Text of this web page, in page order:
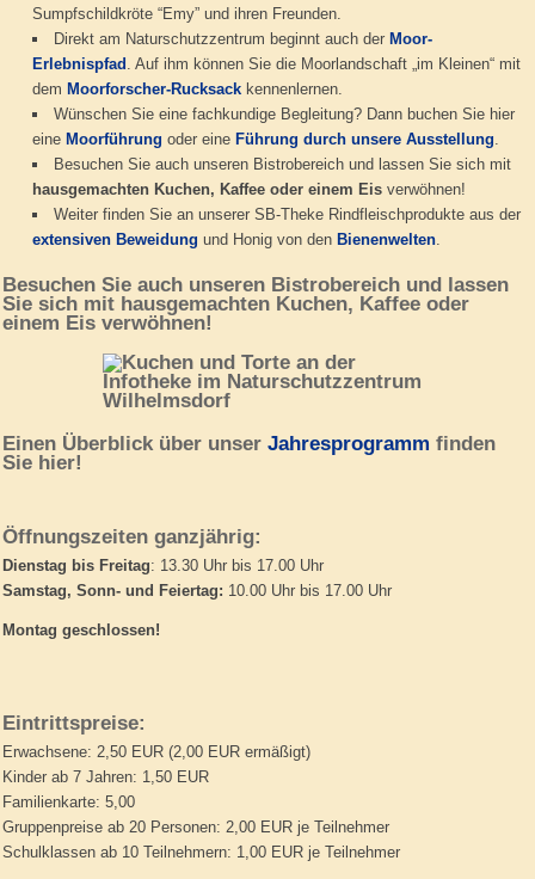
Sumpfschildkröte “Emy” und ihren Freunden.
Direkt am Naturschutzzentrum beginnt auch derMoor-
Erlebnispfad . Auf ihm können Sie die Moorlandschaft „im Kleinen“ mit
dem Moorforscher-Rucksack kennenlernen.
Wünschen Sie eine fachkundige Begleitung? Dann buchen Sie hier
eine Moorführung oder eine Führung durch unsere Ausstellung.
Besuchen Sie auch unseren Bistrobereich und lassen Sie sich mit
hausgemachten Kuchen, Kaffee oder einem Eis verwöhnen!
Weiter finden Sie an unserer SB-Theke Rindfleischprodukte aus der
extensiven Beweidung und Honig von den Bienenwelten.
Besuchen Sie auch unseren Bistrobereich und lassen
Sie sich mit hausgemachten Kuchen, Kaffee oder
einem Eis verwöhnen!
Einen Überblick über unser Jahresprogramm finden
Sie hier!
Öffnungszeiten ganzjährig:
Dienstag bis Freitag: 13.30 Uhr bis 17.00 Uhr
Samstag, Sonn- und Feiertag: 10.00 Uhr bis 17.00 Uhr
Montag geschlossen!
Eintrittspreise:
Erwachsene: 2,50 EUR (2,00 EUR ermäßigt)
Kinder ab 7 Jahren: 1,50 EUR
Familienkarte: 5,00
Gruppenpreise ab 20 Personen: 2,00 EUR je Teilnehmer
Schulklassen ab 10 Teilnehmern: 1,00 EUR je Teilnehmer